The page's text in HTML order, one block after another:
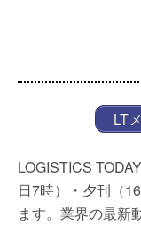
LT
LOGISTICS
日7時）・夕刊（
ます。業界の最新